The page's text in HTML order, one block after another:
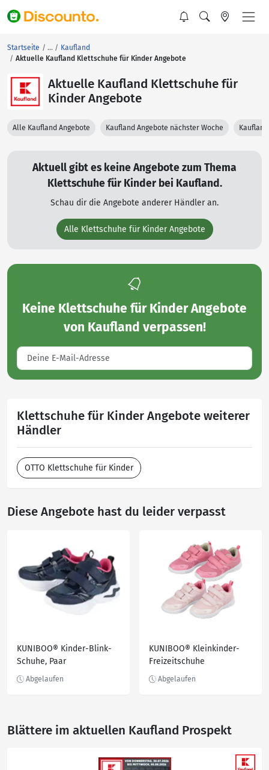
Startseite
Kaufland
Aktuelle Kaufland Klettschuhe für Kinder Angebote
Aktuelle Kaufland Klettschuhe für
Kinder Angebote
Alle Kaufland Angebote Kaufland Angebote nächster Woche
Aktuell gibt es keine Angebote zum Thema
Klettschuhe für Kinder bei Kaufland.
Schau dir die Angebote anderer Händler an.
Alle Klettschuhe für Kinder Angebote
Keine Klettschuhe für Kinder Angebote
von Kaufland verpassen!
Klettschuhe für Kinder Angebote weiterer
Händler
OTTO Klettschuhe für Kinder
Diese Angebote hast du leider verpasst
KUNIBOO® Kinder-Blink-
Schuhe, Paar
KUNIBOO® Kleinkinder-
Freizeitschuhe
Blättere im aktuellen Kaufland Prospekt